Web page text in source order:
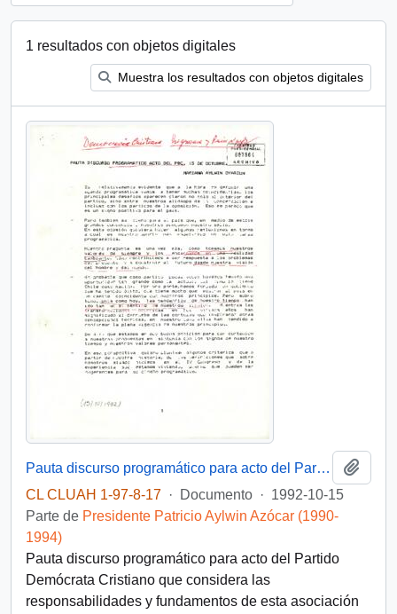
1 resultados con objetos digitales
Muestra los resultados con objetos digitales
Pauta discurso programático para acto del Partido Demócrata Cristiano
CL CLUAH 1-97-8-17 · Documento · 1992-10-15
Parte de Presidente Patricio Aylwin Azócar (1990-
1994)
Pauta discurso programático para acto del Partido
Demócrata Cristiano que considera las
responsabilidades y fundamentos de esta asociación